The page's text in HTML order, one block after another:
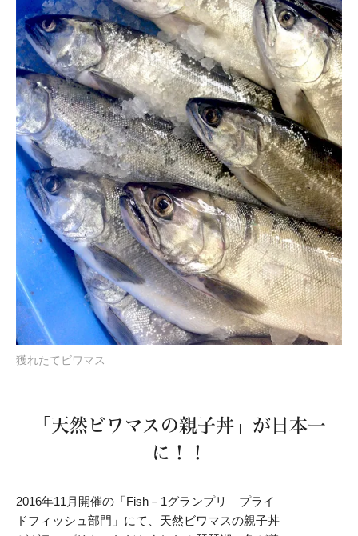
獲れたてビワマス
「天然ビワマスの親子丼」が日本一
に！！
2016年11月開催の「Fish－1グランプリ プライ
ドフィッシュ部門」にて、天然ビワマスの親子丼